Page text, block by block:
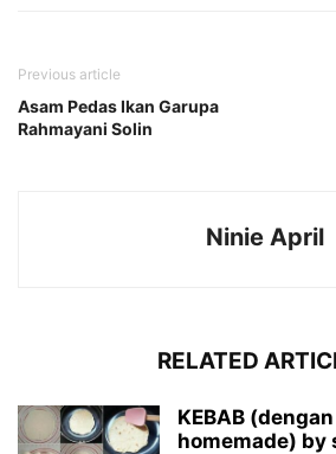
Previous article
Asam Pedas Ikan Garupa
Rahmayani Solin
Ninie April
RELATED
KEBAB
homemade) by